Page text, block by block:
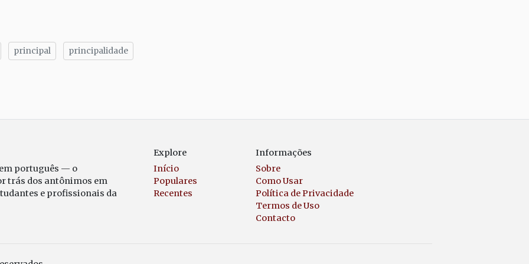
principal principalidade
português — o
trás dos antônimos em
e profissionais da
Explore
Início
Populares
Recentes
Informações
Sobre
Como Usar
Política de Privacidade
Termos de Uso
Contacto